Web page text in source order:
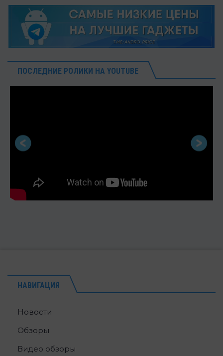
ПОСЛЕДНИЕ РОЛИКИ НА YOUTUBE
НАВИГАЦИЯ
Новости
Обзоры
Видео обзоры